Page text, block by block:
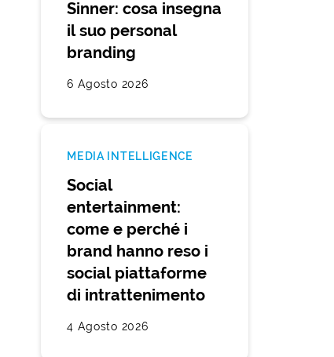
Sinner: cosa insegna
il suo personal
branding
6 Agosto 2026
MEDIA INTELLIGENCE
Social
entertainment:
come e perché i
brand hanno reso i
social piattaforme
di intrattenimento
4 Agosto 2026